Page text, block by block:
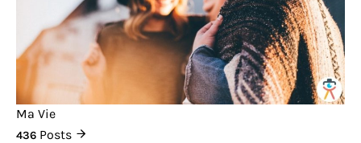
Ma Vie
436 Posts